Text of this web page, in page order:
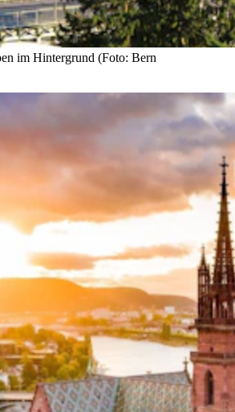
im Hintergrund (Foto: Bern